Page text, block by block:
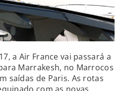
a Air France vai passará a
Marrakesh, no Marrocos
saídas de Paris. As rotas
com as novas